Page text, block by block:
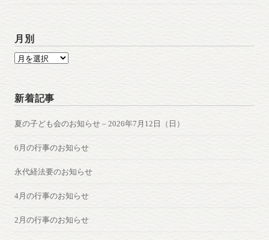
月別
月
別
新着記事
夏の子ども会のお知らせ – 2026年7月12日（日）
6月の行事のお知らせ
永代経法要のお知らせ
4月の行事のお知らせ
2月の行事のお知らせ